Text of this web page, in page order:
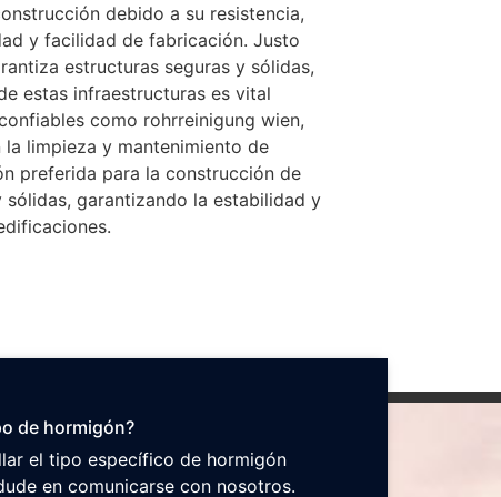
debido a su resistencia,
y facilidad de fabricación. Justo
estructuras seguras y sólidas,
estas infraestructuras es vital
como rohrreinigung wien,
la limpieza y mantenimiento de
preferida para la construcción de
sólidas, garantizando la estabilidad y
de hormigón?
el tipo específico de hormigón
en comunicarse con nosotros.